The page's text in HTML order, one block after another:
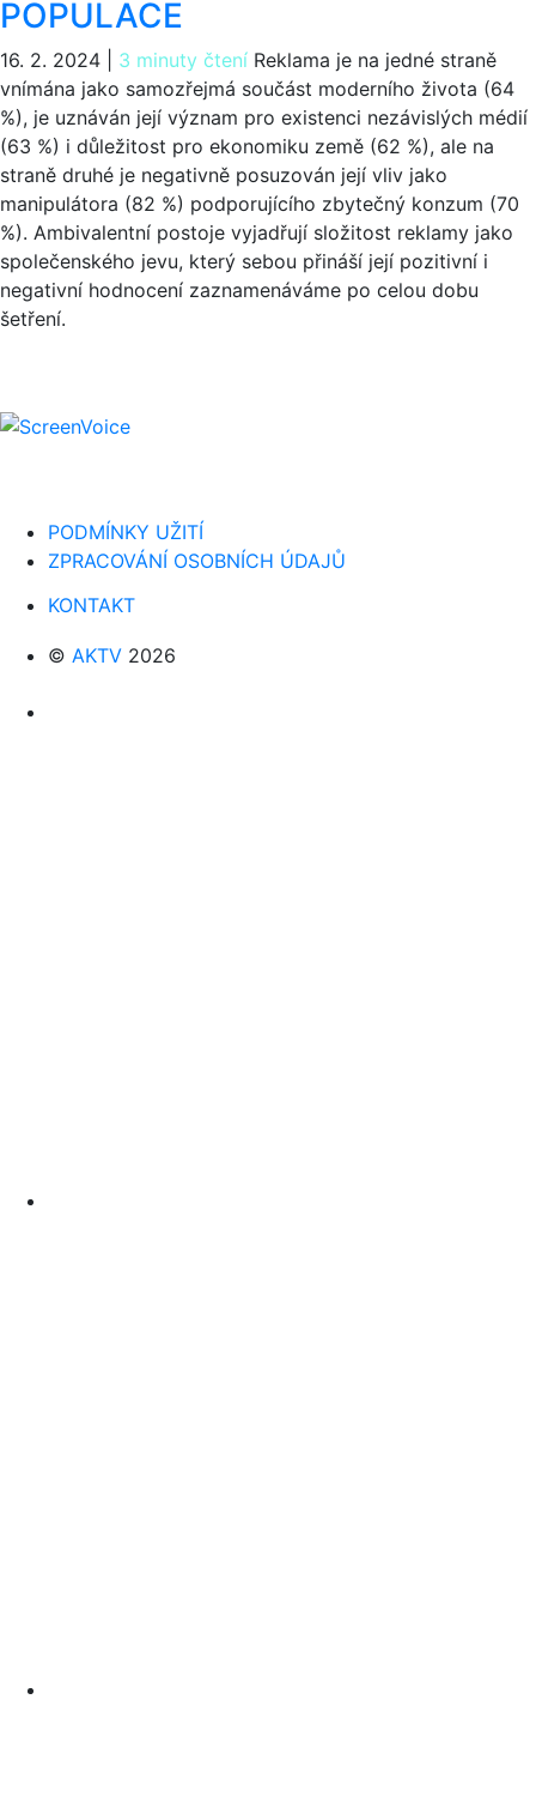
POPULACE
16. 2. 2024 3 minuty čtení Reklama je na jedné straně
vnímána jako samozřejmá součást moderního života (64
%), je uznáván její význam pro existenci nezávislých médií
(63 %) i důležitost pro ekonomiku země (62 %), ale na
straně druhé je negativně posuzován její vliv jako
manipulátora (82 %) podporujícího zbytečný konzum (70
%). Ambivalentní postoje vyjadřují složitost reklamy jako
společenského jevu, který sebou přináší její pozitivní i
negativní hodnocení zaznamenáváme po celou dobu
šetření.
PODMÍNKY UŽITÍ
ZPRACOVÁNÍ OSOBNÍCH ÚDAJŮ
KONTAKT
© AKTV 2026